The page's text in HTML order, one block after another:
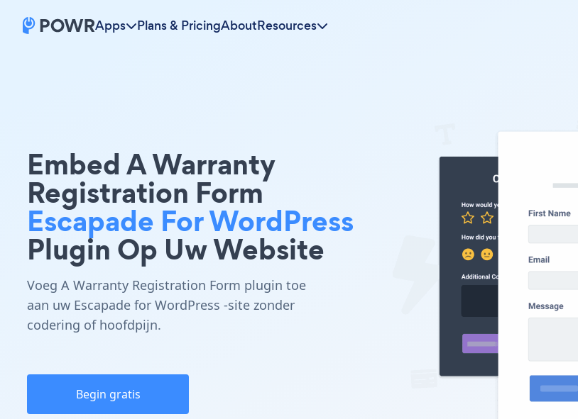
Apps Plans & PricingAboutResources
Embed A Warranty
Registration Form
Escapade For WordPress
Plugin Op Uw Website
Voeg A Warranty Registration Form plugin toe
aan uw Escapade for WordPress -site zonder
codering of hoofdpijn.
Begin gratis